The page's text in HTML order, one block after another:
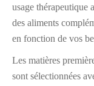
usage thérapeutique
des aliments
en fonction de vos
Les matières
sont sélectionnées